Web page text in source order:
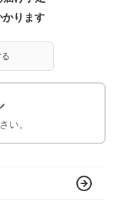
かります
い。